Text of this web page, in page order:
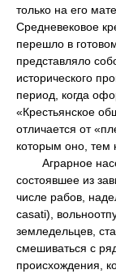
только на его
Средневековое
перешло в
представляло
исторического
период, когда
«Крестьянское
отличается от
которым оно, тем
Аграрное
состоявшее из
числе рабов,
casati),
земледельцев,
смешиваться с
происхождения,